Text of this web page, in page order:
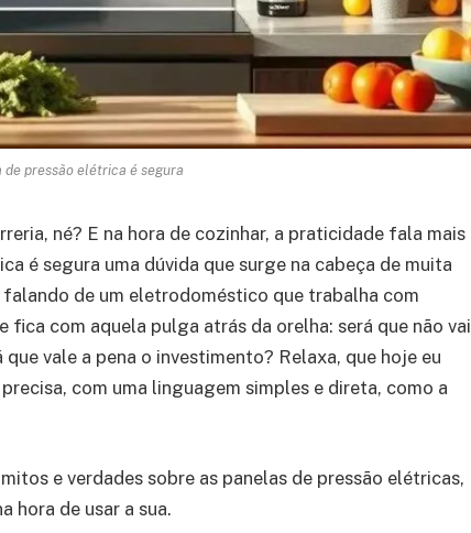
de pressão elétrica é segura
né? E na hora de cozinhar, a praticidade fala mais
é segura uma dúvida que surge na cabeça de muita
de um eletrodoméstico que trabalha com
fica com aquela pulga atrás da orelha: será que não vai
vale a pena o investimento? Relaxa, que hoje eu
com uma linguagem simples e direta, como a
e verdades sobre as panelas de pressão elétricas,
hora de usar a sua.